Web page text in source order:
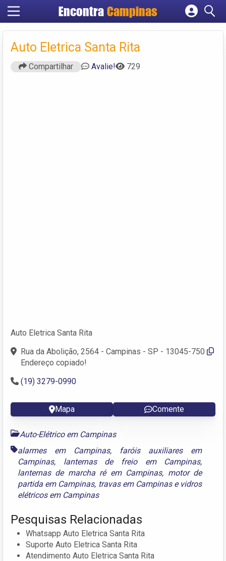
Encontra Campinas
Cadastrar empresa
Criar conta
Auto Eletrica Santa Rita
Compartilhar Avalie! 729
Auto Eletrica Santa Rita
Rua da Abolição, 2564 - Campinas - SP - 13045-750
Endereço copiado!
(19) 3279-0990
Mapa Comente
Auto-Elétrico em Campinas
alarmes em Campinas, faróis auxiliares em
Campinas, lanternas de freio em Campinas,
lanternas de marcha ré em Campinas, motor de
partida em Campinas, travas em Campinase vidros
elétricos em Campinas
Pesquisas Relacionadas
Whatsapp Auto Eletrica Santa Rita
Suporte Auto Eletrica Santa Rita
Atendimento Auto Eletrica Santa Rita